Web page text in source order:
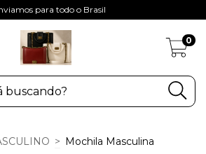
para todo o Brasil
0
> Mochila Masculina